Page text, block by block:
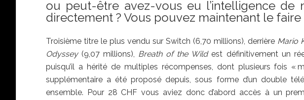
ou peut-être avez-vous eu l’intelligence de
directement ? Vous pouvez maintenant le
Troisième titre le plus vendu sur Switch (6,70 millions), derrière Mario
Odyssey(9,07 millions), Breath of the Wildest définitivement un
puisqu’il a hérité de multiples récompenses, dont plusieurs fois «
supplémentaire a été proposé depuis, sous forme d’un double
ensemble. Pour 28 CHF vous aviez donc d’abord accès à un